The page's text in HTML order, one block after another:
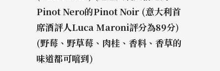
Pinot Nero的Pinot Noir (意大利首
席酒評人Luca Maroni評分為89分)
(野莓、野草莓、肉桂、香料、香草的
味道都可嚐到)